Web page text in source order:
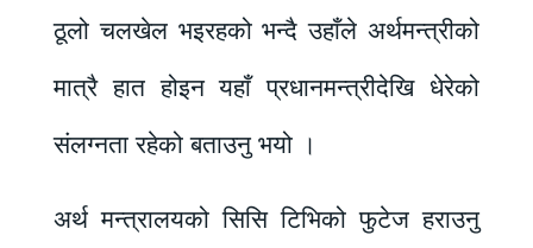
ठूलो चलखेल भइरहको भन्दै उहाँले अर्थमन्त्रीको
मात्रै हात होइन यहाँ प्रधानमन्त्रीदेखि धेरेको
संलग्नता रहेको बताउनु भयो ।
अर्थ मन्त्रालयको सिसि टिभिको फुटेज हराउनु